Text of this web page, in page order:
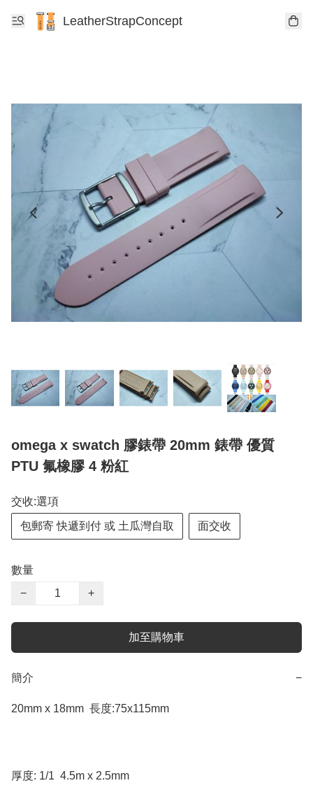
LeatherStrapConcept
omega x swatch 膠錶帶 20mm 錶帶 優質
PTU 氟橡膠 4 粉紅
交收:選項
包郵寄 快遞到付 或 土瓜灣自取 面交收
數量
−
+
加至購物車
簡介 −
20mm x 18mm  長度:75x115mm
厚度: 1/1  4.5m x 2.5mm